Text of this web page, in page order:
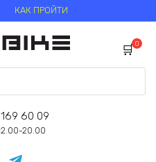
КАК ПРОЙТИ
0
60 09
20.00